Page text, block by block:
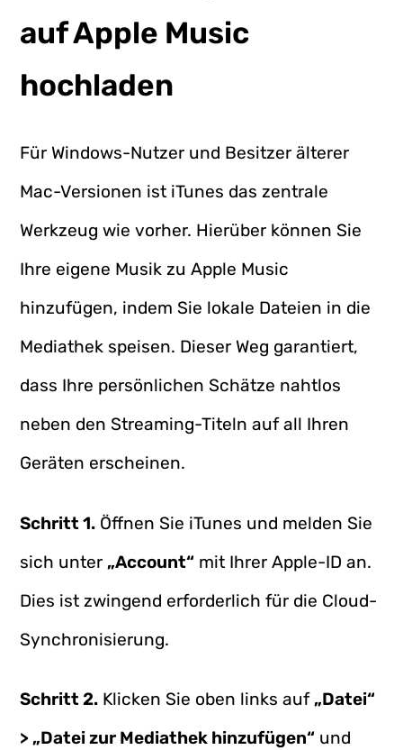
auf Apple Music
hochladen
Für Windows-Nutzer und Besitzer älterer
Mac-Versionen ist iTunes das zentrale
Werkzeug wie vorher. Hierüber können Sie
Ihre eigene Musik zu Apple Music
hinzufügen, indem Sie lokale Dateien in die
Mediathek speisen. Dieser Weg garantiert,
dass Ihre persönlichen Schätze nahtlos
neben den Streaming-Titeln auf all Ihren
Geräten erscheinen.
Schritt 1. Öffnen Sie iTunes und melden Sie
sich unter „Account“ mit Ihrer Apple-ID an.
Dies ist zwingend erforderlich für die Cloud-
Synchronisierung.
Schritt 2. Klicken Sie oben links auf „Datei“
> „Datei zur Mediathek hinzufügen“ und